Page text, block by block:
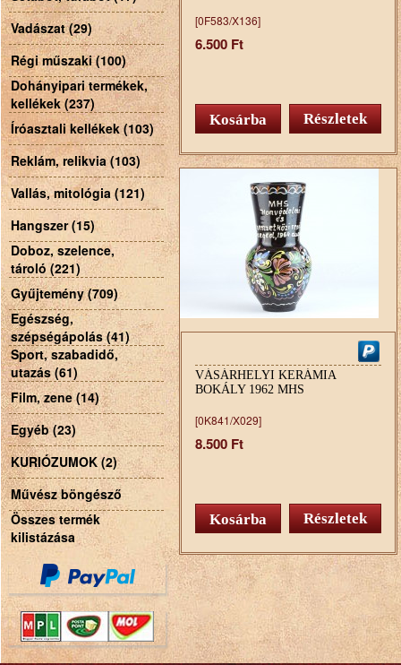
Vadászat (29)
Régi műszaki (100)
Dohányipari termékek,
kellékek (237)
Íróasztali kellékek (103)
Reklám, relikvia (103)
Vallás, mitológia (121)
Hangszer (15)
Doboz, szelence,
tároló (221)
Gyűjtemény (709)
Egészség,
szépségápolás (41)
Sport, szabadidő,
utazás (61)
Film, zene (14)
Egyéb (23)
KURIÓZUMOK (2)
Művész böngésző
Összes termék
kilistázása
[0F583/X136]
6.500 Ft
Részletek
VÁSÁRHELYI KERÁMIA
BOKÁLY 1962 MHS
[0K841/X029]
8.500 Ft
Részletek